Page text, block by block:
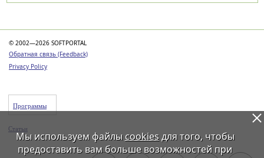
© 2002—2026 SOFTPORTAL
Обратная связь (Feedback)
Privacy Policy
Программы
Статьи
Мы используем файлы cookiesдля того, чтобы
предоставить вам больше возможностей при